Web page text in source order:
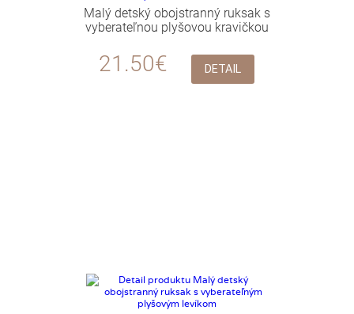
Malý detský obojstranný ruksak s
vyberateľnou plyšovou kravičkou
21.50€ DETAIL